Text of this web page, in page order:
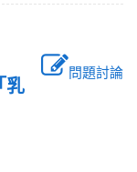
問題討論
乳